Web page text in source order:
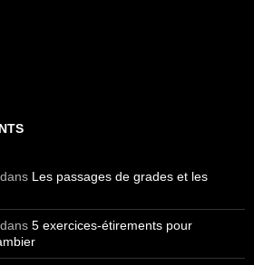
dans Les passages de grades et les
dans 5 exercices-étirements pour